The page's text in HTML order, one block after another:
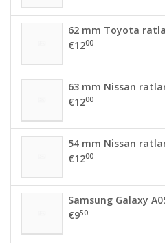
62 mm Toyota
€1200
63 mm Nissan
€1200
54 mm Nissan
€1200
Samsung Galaxy
€950